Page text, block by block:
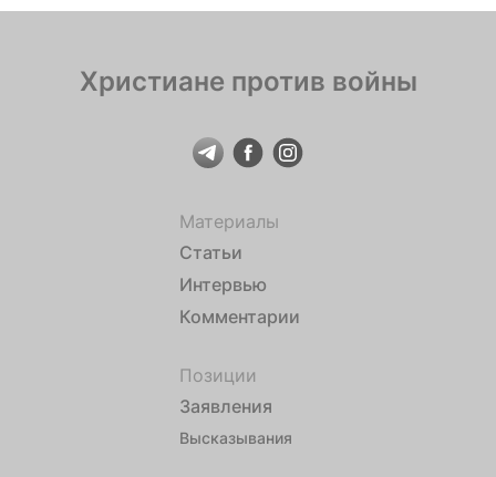
Христиане против войны
Материалы
Статьи
Интервью
Комментарии
Позиции
Заявления
Высказывания